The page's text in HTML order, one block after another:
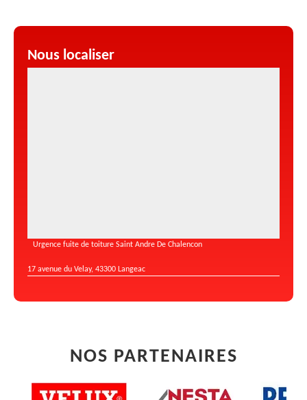
Nous localiser
Urgence fuite de toiture Saint Andre De Chalencon
17 avenue du Velay, 43300 Langeac
NOS PARTENAIRES